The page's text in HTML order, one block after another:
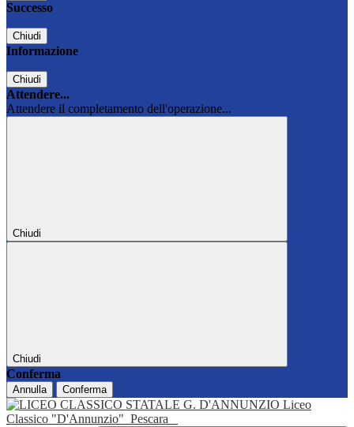
Successo
Chiudi
Informazione
Chiudi
Attendere...
Attendere il completamento dell'operazione...
Chiudi
Chiudi
Conferma
Annulla Conferma
Liceo
Classico "D'Annunzio" Pescara